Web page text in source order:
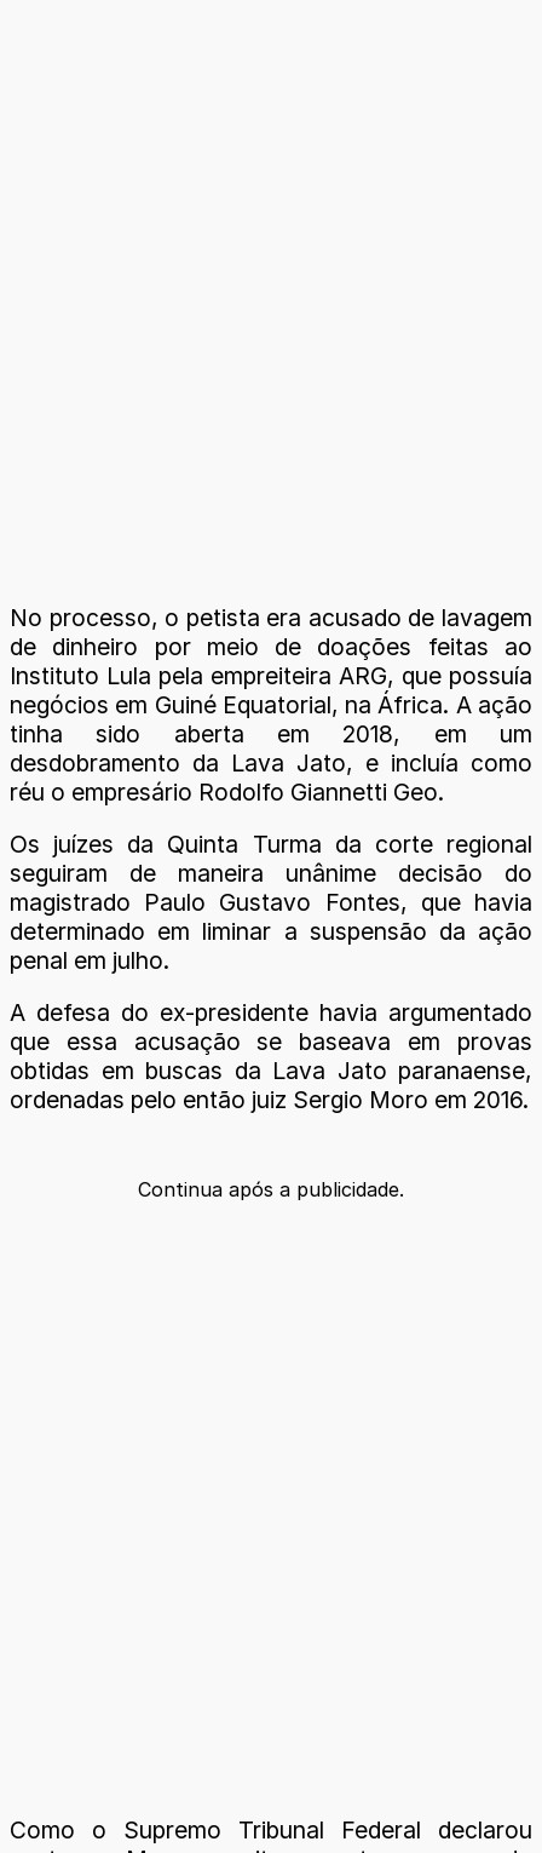
No processo, o petista era acusado de lavagem
de dinheiro por meio de doações feitas ao
Instituto Lula pela empreiteira ARG, que possuía
negócios em Guiné Equatorial, na África. A ação
tinha sido aberta em 2018, em um
desdobramento da Lava Jato, e incluía como
réu o empresário Rodolfo Giannetti Geo.
Os juízes da Quinta Turma da corte regional
seguiram de maneira unânime decisão do
magistrado Paulo Gustavo Fontes, que havia
determinado em liminar a suspensão da ação
penal em julho.
A defesa do ex-presidente havia argumentado
que essa acusação se baseava em provas
obtidas em buscas da Lava Jato paranaense,
ordenadas pelo então juiz Sergio Moro em 2016.
Continua após a publicidade.
Como o Supremo Tribunal Federal declarou